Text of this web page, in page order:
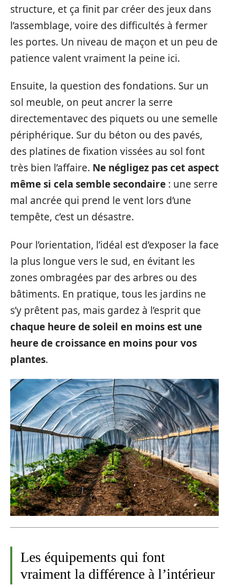
structure, et ça finit par créer des jeux dans
l’assemblage, voire des difficultés à fermer
les portes. Un niveau de maçon et un peu de
patience valent vraiment la peine ici.
Ensuite, la question des fondations. Sur un
sol meuble, on peut ancrer la serre
directementavec des piquets ou une semelle
périphérique. Sur du béton ou des pavés,
des platines de fixation vissées au sol font
très bien l’affaire. Ne négligez pas cet aspect
même si cela semble secondaire : une serre
mal ancrée qui prend le vent lors d’une
tempête, c’est un désastre.
Pour l’orientation, l’idéal est d’exposer la face
la plus longue vers le sud, en évitant les
zones ombragées par des arbres ou des
bâtiments. En pratique, tous les jardins ne
s’y prêtent pas, mais gardez à l’esprit que
chaque heure de soleil en moins est une
heure de croissance en moins pour vos
plantes.
Les équipements qui font
vraiment la différence à l’intérieur